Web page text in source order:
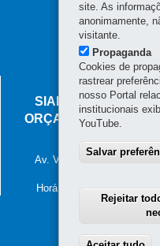
Navegação
principal
SIAFIC - SISTEMA
ORÇAMENTÁRIA,
Av. Vicente Machado, 445 -
Horário de Atendimento:
site. As
anonimamente,
visitante.
Propaganda
Cookies de
rastrear
nosso Portal
institucionais
YouTube.
Salvar
Rejeitar